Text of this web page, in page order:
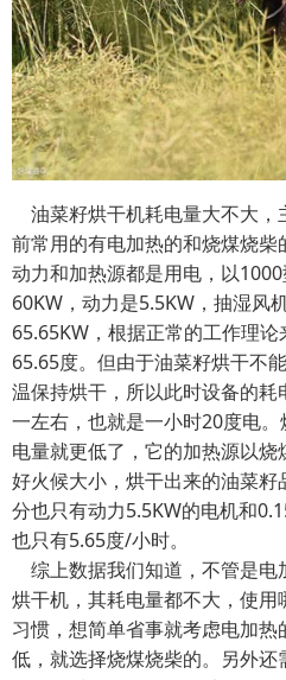
油菜籽烘干机耗电量大不大，
前常用的有电加热的和烧煤烧
动力和加热源都是用电，以
60KW，动力是5.5KW，抽湿风
65.65KW，根据正常的工作理
65.65度。但由于油菜籽烘干不
温保持烘干，所以此时设备的
一左右，也就是一小时20度电
电量就更低了，它的加热源以
好火候大小，烘干出来的油菜
分也只有动力5.5KW的电机和
也只有5.65度/小时。
综上数据我们知道，不管是电
烘干机，其耗电量都不大，使
习惯，想简单省事就考虑电加
低，就选择烧煤烧柴的。另外